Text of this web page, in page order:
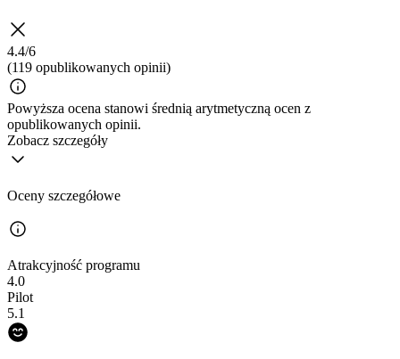
4.4/6
(119 opublikowanych opinii)
Powyższa ocena stanowi średnią arytmetyczną ocen z
opublikowanych opinii.
Zobacz szczegóły
Oceny szczegółowe
Atrakcyjność programu
4.0
Pilot
5.1